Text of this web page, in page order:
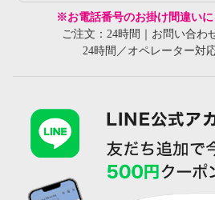
※お電話番号のお掛け間違いに
ご注文：24時間｜お問い合わ
24時間／オペレーター対